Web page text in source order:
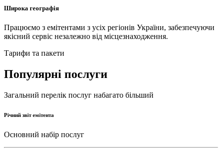
Широка географія
Працюємо з емітентами з усіх регіонів України, забезпечуючи
якісний сервіс незалежно від місцезнаходження.
Тарифи та пакети
Популярні послуги
Загальний перелік послуг набагато більший
Річний звіт емітента
Основний набір послуг